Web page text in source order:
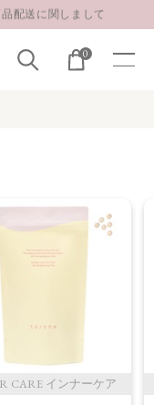
配送に関しまして
ンプレゼント
0
CARE インナーケア